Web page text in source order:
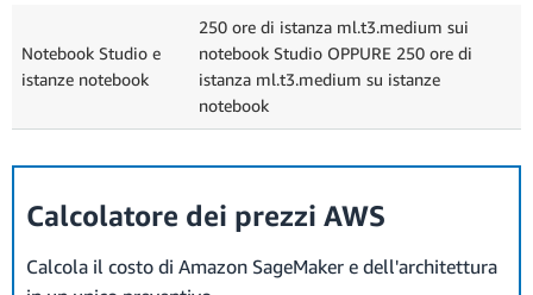
Notebook Studio e
istanze notebook
250 ore di istanza ml.t3.medium sui
notebook Studio OPPURE 250 ore di
istanza ml.t3.medium su istanze
notebook
Calcolatore dei prezzi AWS
Calcola il costo di Amazon SageMaker e dell'architettura